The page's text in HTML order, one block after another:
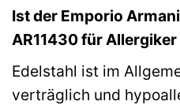
Ist der Emporio
AR11430 für
Edelstahl ist im
verträglich und